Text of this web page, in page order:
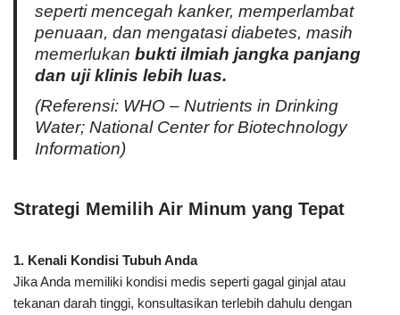
seperti mencegah kanker, memperlambat
penuaan, dan mengatasi diabetes, masih
memerlukan bukti ilmiah jangka panjang
dan uji klinis lebih luas.
(Referensi: WHO – Nutrients in Drinking
Water; National Center for Biotechnology
Information)
Strategi Memilih Air Minum yang Tepat
1. Kenali Kondisi Tubuh Anda
Jika Anda memiliki kondisi medis seperti gagal ginjal atau
tekanan darah tinggi, konsultasikan terlebih dahulu dengan